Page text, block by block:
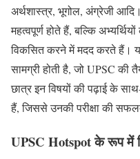
अर्थशास्त्र, भूगोल, अंग्रेजी
महत्वपूर्ण होते हैं, बल्कि
विकसित करने में मदद करते हैं।
सामग्री होती है, जो UPSC की
छात्र इन विषयों की पढ़ाई के
हैं, जिससे उनकी परीक्षा की
UPSC Hotspot के रूप में